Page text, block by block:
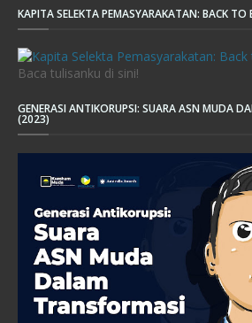
KAPITA SELEKTA PEMASYARAKATAN: BACK TO
Baca tulisanku di sini!
GENERASI ANTIKORUPSI: SUARA ASN MUDA
(2023)